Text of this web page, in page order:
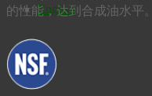
English
的性能，达到合成油水平。